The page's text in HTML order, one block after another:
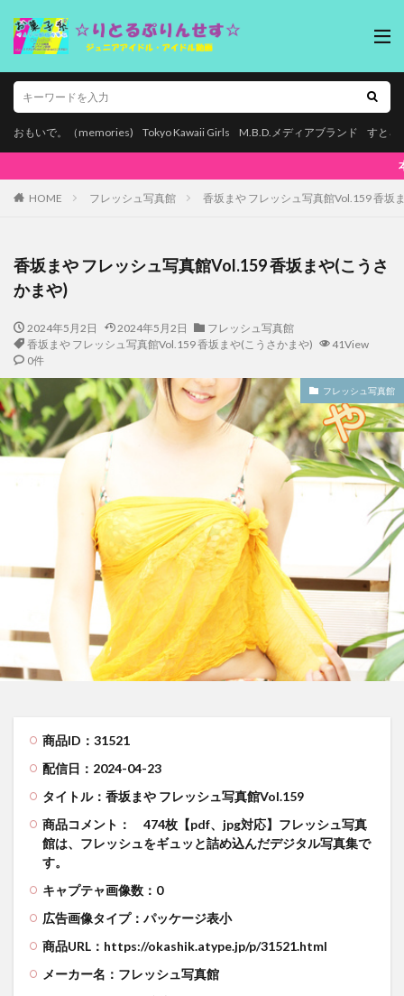
おもいで。（memories) Tokyo Kawaii Girls M.B.D.メディアブランド すとろ
本ページはプロモーションが含まれて
HOME フレッシュ写真館 香坂まや フレッシュ写真館Vol.159 香坂
香坂まや フレッシュ写真館Vol.159 香坂まや(こうさ
かまや)
2024年5月2日 2024年5月2日
フレッシュ写真館
香坂まや フレッシュ写真館Vol.159 香坂まや(こうさかまや)
41View
0件
フレッシュ写真館
商品ID：31521
配信日：2024-04-23
タイトル：香坂まや フレッシュ写真館Vol.159
商品コメント：
474枚【pdf、jpg対応】フレッシュ写真
館は、フレッシュをギュッと詰め込んだデジタル写真集で
す。
キャプテャ画像数：0
広告画像タイプ：パッケージ表小
商品URL：https://okashik.atype.jp/p/31521.html
メーカー名：フレッシュ写真館